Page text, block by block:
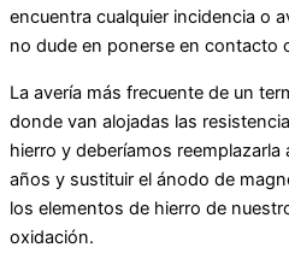
encuentra cualquier incidencia o
no dude en ponerse en contacto
La avería más frecuente de un
donde van alojadas las
hierro y deberíamos
años y sustituir el ánodo de
los elementos de hierro de
oxidación.